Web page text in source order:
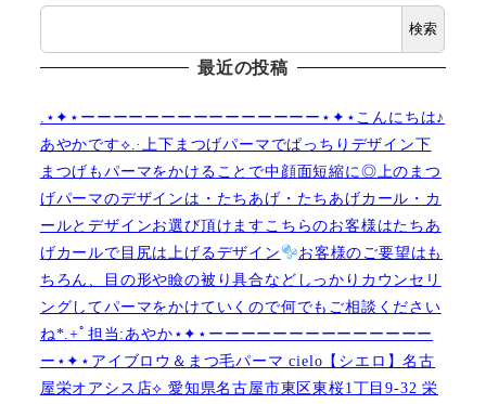
検索
最近の投稿
.⋆✦⋆ーーーーーーーーーーーーーーー⋆✦⋆こんにちは♪
あやかです︎⟡.·上下まつげパーマでぱっちりデザイン下
まつげもパーマをかけることで中顔面短縮に◎上のまつ
げパーマのデザインは・たちあげ・たちあげカール・カ
ールとデザインお選び頂けますこちらのお客様はたちあ
げカールで目尻は上げるデザイン
お客様のご要望はも
ちろん、目の形や瞼の被り具合などしっかりカウンセリ
ングしてパーマをかけていくので何でもご相談ください
ね︎︎︎*.+ﾟ担当:あやか⋆✦⋆ーーーーーーーーーーーーーー
ー⋆✦⋆アイブロウ＆まつ毛パーマ cielo【シエロ】名古
屋栄オアシス店︎︎⟡ 愛知県名古屋市東区東桜1丁目9-32 栄